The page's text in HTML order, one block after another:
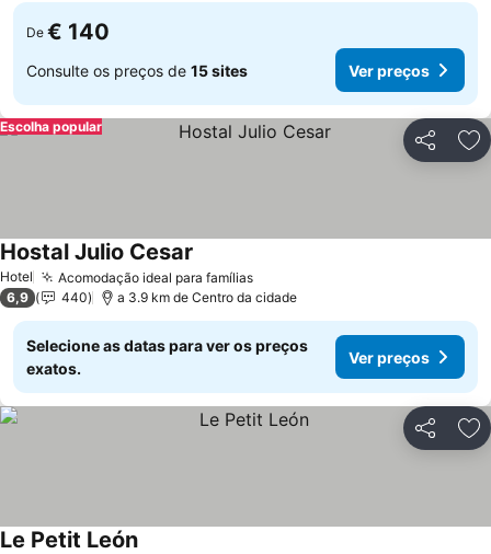
De € 140
Consulte os preços de 15 sites Ver preços
Partilhar
Escolha popular
Hotel Acomodação ideal para famílias
Hostal Julio Cesar
6,9 440 a 3.9 km de Centro da cidade
Selecione as datas para ver os preços
exatos.
Ver preços
Partilhar
Le Petit León